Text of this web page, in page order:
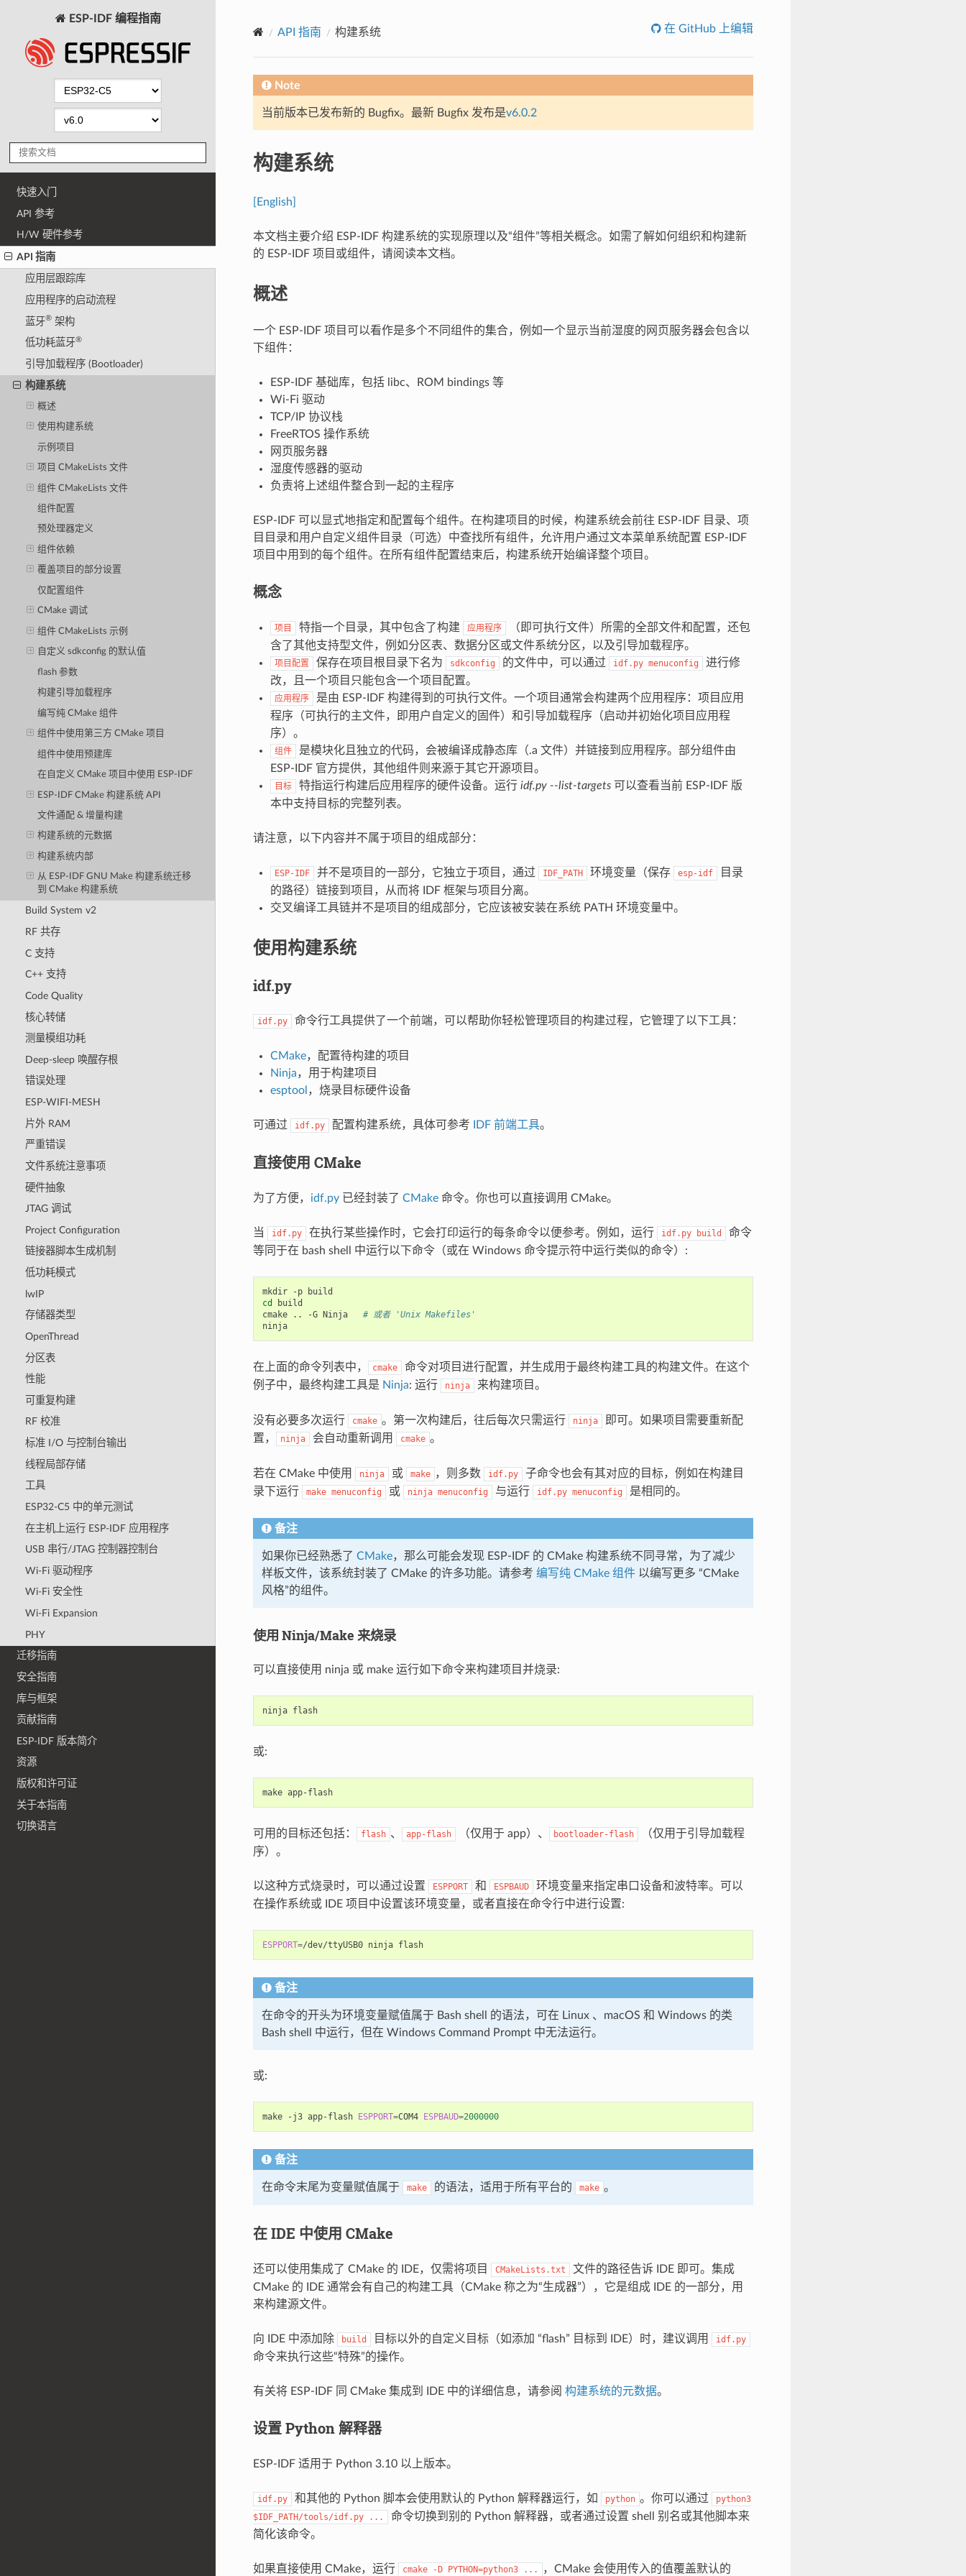
ESP-IDF 编程指南
快速入门
API 参考
H/W 硬件参考
API 指南
应用层跟踪库
应用程序的启动流程
蓝牙®架构
低功耗蓝牙®
引导加载程序 (Bootloader)
构建系统
概述
使用构建系统
示例项目
项目 CMakeLists 文件
组件 CMakeLists 文件
组件配置
预处理器定义
组件依赖
覆盖项目的部分设置
仅配置组件
CMake 调试
组件 CMakeLists 示例
自定义 sdkconfig 的默认值
flash 参数
构建引导加载程序
编写纯 CMake 组件
组件中使用第三方 CMake 项目
组件中使用预建库
在自定义 CMake 项目中使用 ESP-IDF
ESP-IDF CMake 构建系统 API
文件通配 & 增量构建
构建系统的元数据
构建系统内部
从 ESP-IDF GNU Make 构建系统迁移
到 CMake 构建系统
Build System v2
RF 共存
C 支持
C++ 支持
Code Quality
核心转储
测量模组功耗
Deep-sleep 唤醒存根
错误处理
ESP-WIFI-MESH
片外 RAM
严重错误
文件系统注意事项
硬件抽象
JTAG 调试
Project Configuration
链接器脚本生成机制
低功耗模式
lwIP
存储器类型
OpenThread
分区表
性能
可重复构建
RF 校准
标准 I/O 与控制台输出
线程局部存储
工具
ESP32-C5 中的单元测试
在主机上运行 ESP-IDF 应用程序
USB 串行/JTAG 控制器控制台
Wi-Fi 驱动程序
Wi-Fi 安全性
Wi-Fi Expansion
PHY
迁移指南
安全指南
库与框架
贡献指南
ESP-IDF 版本简介
资源
版权和许可证
关于本指南
切换语言
API 指南 构建系统 在 GitHub 上编辑
Note
当前版本已发布新的 Bugfix。最新 Bugfix 发布是v6.0.2
构建系统
[English]
本文档主要介绍 ESP-IDF 构建系统的实现原理以及“组件”等相关概念。如需了解如何组织和构建新
的 ESP-IDF 项目或组件，请阅读本文档。
概述
一个 ESP-IDF 项目可以看作是多个不同组件的集合，例如一个显示当前湿度的网页服务器会包含以
下组件：
ESP-IDF 基础库，包括 libc、ROM bindings 等
Wi-Fi 驱动
TCP/IP 协议栈
FreeRTOS 操作系统
网页服务器
湿度传感器的驱动
负责将上述组件整合到一起的主程序
ESP-IDF 可以显式地指定和配置每个组件。在构建项目的时候，构建系统会前往 ESP-IDF 目录、项
目目录和用户自定义组件目录（可选）中查找所有组件，允许用户通过文本菜单系统配置 ESP-IDF
项目中用到的每个组件。在所有组件配置结束后，构建系统开始编译整个项目。
概念
项目 特指一个目录，其中包含了构建 应用程序
（即可执行文件）所需的全部文件和配置，还包
含了其他支持型文件，例如分区表、数据分区或文件系统分区，以及引导加载程序。
项目配置 保存在项目根目录下名为 sdkconfig 的文件中，可以通过 idf.py menuconfig
进行修
改，且一个项目只能包含一个项目配置。
应用程序
是由 ESP-IDF 构建得到的可执行文件。一个项目通常会构建两个应用程序：项目应用
程序（可执行的主文件，即用户自定义的固件）和引导加载程序（启动并初始化项目应用程
序）。
组件
是模块化且独立的代码，会被编译成静态库（.a 文件）并链接到应用程序。部分组件由
ESP-IDF 官方提供，其他组件则来源于其它开源项目。
目标 特指运行构建后应用程序的硬件设备。运行 idf.py --list-targets可以查看当前 ESP-IDF 版
本中支持目标的完整列表。
请注意，以下内容并不属于项目的组成部分：
ESP-IDF 并不是项目的一部分，它独立于项目，通过 IDF_PATH 环境变量（保存 esp-idf
目录
的路径）链接到项目，从而将 IDF 框架与项目分离。
交叉编译工具链并不是项目的组成部分，它应该被安装在系统 PATH 环境变量中。
使用构建系统
idf.py
idf.py 命令行工具提供了一个前端，可以帮助你轻松管理项目的构建过程，它管理了以下工具：
CMake，配置待构建的项目
Ninja，用于构建项目
esptool ，烧录目标硬件设备
可通过 idf.py 配置构建系统，具体可参考 IDF 前端工具。
直接使用 CMake
为了方便， idf.py已经封装了 CMake命令。你也可以直接调用 CMake。
当 idf.py 在执行某些操作时，它会打印运行的每条命令以便参考。例如，运行 idf.py build
命令
等同于在 bash shell 中运行以下命令（或在 Windows 命令提示符中运行类似的命令）:
mkdir -p
cd
build
cmake
.. -G Ninja
# 或者 'Unix Makefiles'
ninja
在上面的命令列表中， cmake
命令对项目进行配置，并生成用于最终构建工具的构建文件。在这个
例子中，最终构建工具是 Ninja: 运行 ninja 来构建项目。
没有必要多次运行 cmake 。第一次构建后，往后每次只需运行 ninja
即可。如果项目需要重新配
置，
ninja 会自动重新调用 cmake 。
若在 CMake 中使用 ninja 或 make ，则多数 idf.py
子命令也会有其对应的目标，例如在构建目
录下运行
make menuconfig 或 ninja menuconfig 与运行 idf.py menuconfig 是相同的。
备注
如果你已经熟悉了 CMake，那么可能会发现 ESP-IDF 的 CMake 构建系统不同寻常，为了减少
样板文件，该系统封装了 CMake 的许多功能。请参考 编写纯 CMake 组件以编写更多 “CMake
风格”的组件。
使用 Ninja/Make 来烧录
可以直接使用 ninja 或 make 运行如下命令来构建项目并烧录:
ninja flash
或:
make app-flash
可用的目标还包括： flash 、 app-flash （仅用于 app）、 bootloader-flash
（仅用于引导加载程
序）。
以这种方式烧录时，可以通过设置 ESPPORT 和 ESPBAUD
环境变量来指定串口设备和波特率。可以
在操作系统或 IDE 项目中设置该环境变量，或者直接在命令行中进行设置:
ESPPORT=/dev/ttyUSB0 ninja flash
备注
在命令的开头为环境变量赋值属于 Bash shell 的语法，可在 Linux 、macOS 和 Windows 的类
Bash shell 中运行，但在 Windows Command Prompt 中无法运行。
或:
make -j3 app-flash ESPPORT=COM4 ESPBAUD=2000000
备注
在命令末尾为变量赋值属于 make 的语法，适用于所有平台的 make 。
在 IDE 中使用 CMake
还可以使用集成了 CMake 的 IDE，仅需将项目 CMakeLists.txt
文件的路径告诉 IDE 即可。集成
CMake 的 IDE 通常会有自己的构建工具（CMake 称之为“生成器”），它是组成 IDE 的一部分，用
来构建源文件。
向 IDE 中添加除 build 目标以外的自定义目标（如添加 “flash” 目标到 IDE）时，建议调用 idf.py
命令来执行这些“特殊”的操作。
有关将 ESP-IDF 同 CMake 集成到 IDE 中的详细信息，请参阅 构建系统的元数据。
设置 Python 解释器
ESP-IDF 适用于 Python 3.10 以上版本。
idf.py 和其他的 Python 脚本会使用默认的 Python 解释器运行，如 python 。你可以通过
python3
$IDF_PATH/tools/idf.py
...
命令切换到别的 Python 解释器，或者通过设置 shell 别名或其他脚本来
简化该命令。
如果直接使用 CMake，运行 cmake -D PYTHON=python3 ... ，CMake 会使用传入的值覆盖默认的